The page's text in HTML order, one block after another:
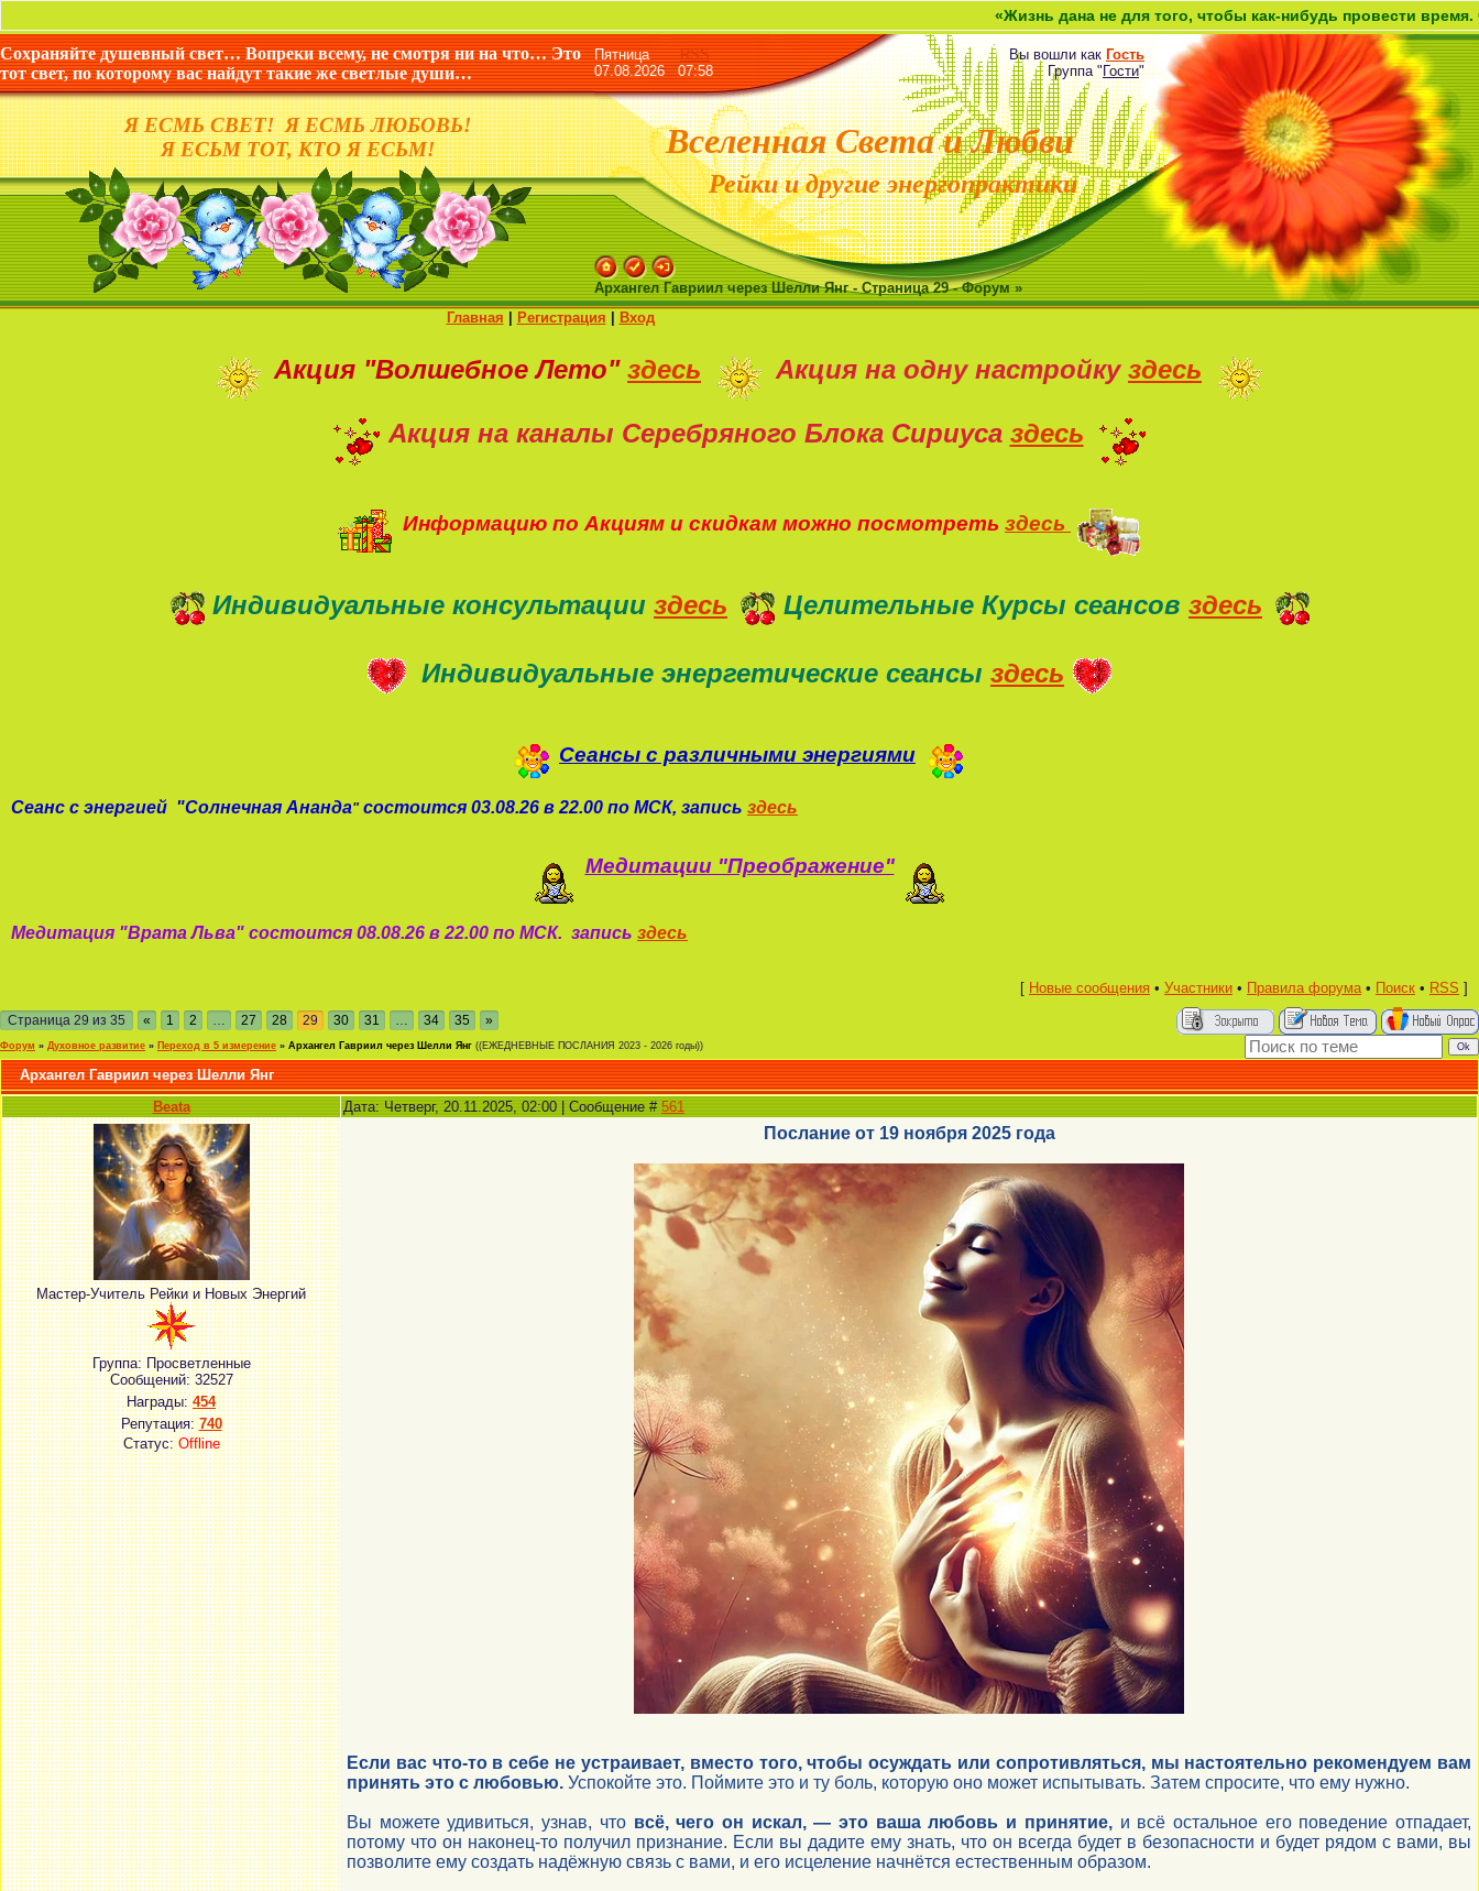
«Жизнь дана не для того, чтобы как-нибудь провести время. Она дана
Сохраняйте душевный свет… Вопреки всему, не смотря ни на что… Это
тот свет, по которому вас найдут такие же светлые души…
Я ЕСМЬ СВЕТ! Я ЕСМЬ ЛЮБОВЬ!
Я ЕСЬМ ТОТ, КТО Я ЕСЬМ!
ПятницаRSS
07.08.2026 07:58
Вы вошли как Гость
Группа"Гости"
Вселенная Света и Любви
Рейки и другие энергопрактики
Архангел Гавриил через Шелли Янг - Страница 29 - Форум »
Главная
Регистрация Вход
Акция "Волшебное Лето" здесь Акция на одну настройку здесь
Акция на каналы Серебряного Блока Сириуса здесь
Информацию по Акциям и скидкам можно посмотреть здесь
Индивидуальные консультации здесь Целительные Курсы сеансов здесь
Индивидуальные энергетические сеансы здесь
Сеансы с различными энергиями
Сеанс с энергией "Солнечная Ананда" состоится 03.08.26 в 22.00 по МСК, запись здесь
Медитации "Преображение"
Медитация "Врата Льва" состоится 08.08.26 в 22.00 по МСК. запись здесь
[ Новые сообщения • Участники • Правила форума• Поиск • RSS ]
Страница 29 из 35 « 1 2 … 27 28 29 30 31 … 34 35 »
Форум » Духовное развитие » Переход в 5 измерение » Архангел Гавриил через Шелли Янг ((ЕЖЕДНЕВНЫЕ ПОСЛАНИЯ 2023 - 2026 годы))
Архангел Гавриил через Шелли Янг
Beata
Дата: Четверг, 20.11.2025, 02:00 | Сообщение # 561
Мастер-Учитель Рейки и Новых Энергий
Группа: Просветленные
Сообщений:32527
Награды:454
Репутация:740
Статус:Offline
Послание от 19 ноября 2025 года
Если вас что-то в себе не устраивает, вместо того, чтобы осуждать или сопротивляться, мы настоятельно рекомендуем вам
принять это с любовью. Успокойте это. Поймите это и ту боль, которую оно может испытывать. Затем спросите, что ему нужно.
Вы можете удивиться, узнав, что всё, чего он искал, — это ваша любовь и принятие,и всё остальное его поведение отпадает,
потому что он наконец-то получил признание. Если вы дадите ему знать, что он всегда будет в безопасности и будет рядом с вами, вы
позволите ему создать надёжную связь с вами, и его исцеление начнётся естественным образом.